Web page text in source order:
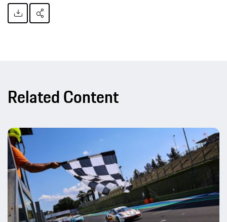
Related Content